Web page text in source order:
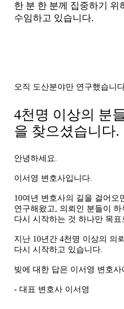
한 분 한 분께 집중하기 위
수임하고 있습니다.
오직 도산분야만 연구했습니
4천명 이상의 분
을 찾으셨습니다.
안녕하세요.
이서영 변호사입니다.
10여년 변호사의 길을 걸어오
연구해왔고, 의뢰인 분들이
다시 시작하는 것 하나만 목
지난 10년간 4천명 이상의 의
다시 시작하고 있습니다.
빚에 대한 답은 이서영 변호사
- 대표 변호사 이서영